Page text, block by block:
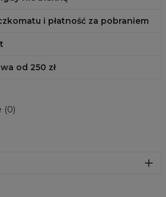
i płatność za pobraniem
od 250 zł
(0)